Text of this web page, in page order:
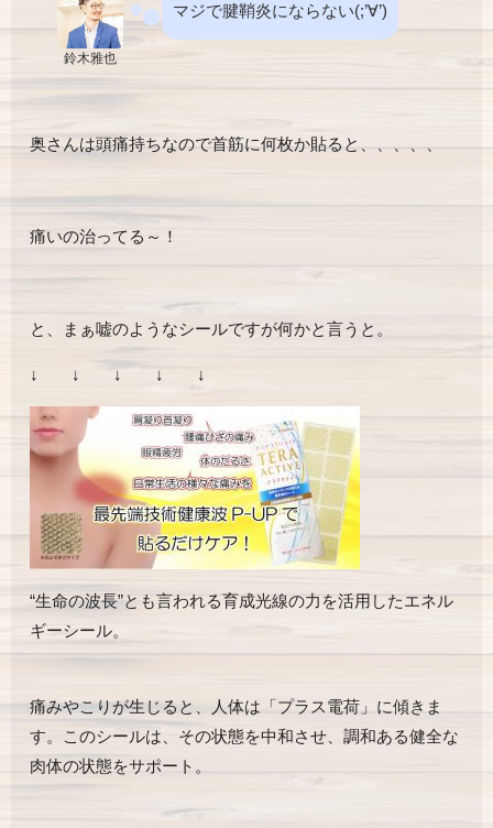
鈴木雅也
マジで腱鞘炎にならない(;’∀’)
奥さんは頭痛持ちなので首筋に何枚か貼ると、、、、、
痛いの治ってる～！
と、まぁ嘘のようなシールですが何かと言うと。
↓ ↓ ↓ ↓ ↓
“生命の波長”とも言われる育成光線の力を活用したエネル
ギーシール。
痛みやこりが生じると、人体は「プラス電荷」に傾きま
す。このシールは、その状態を中和させ、調和ある健全な
肉体の状態をサポート。